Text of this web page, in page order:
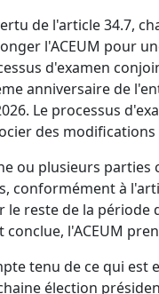
de l'article 34.7,
l'ACEUM pour
d'examen
anniversaire de
Le processus
des modifications
ou plusieurs parties
conformément à
le reste de la période
conclue, l'ACEUM
tenu de ce qui est
élection